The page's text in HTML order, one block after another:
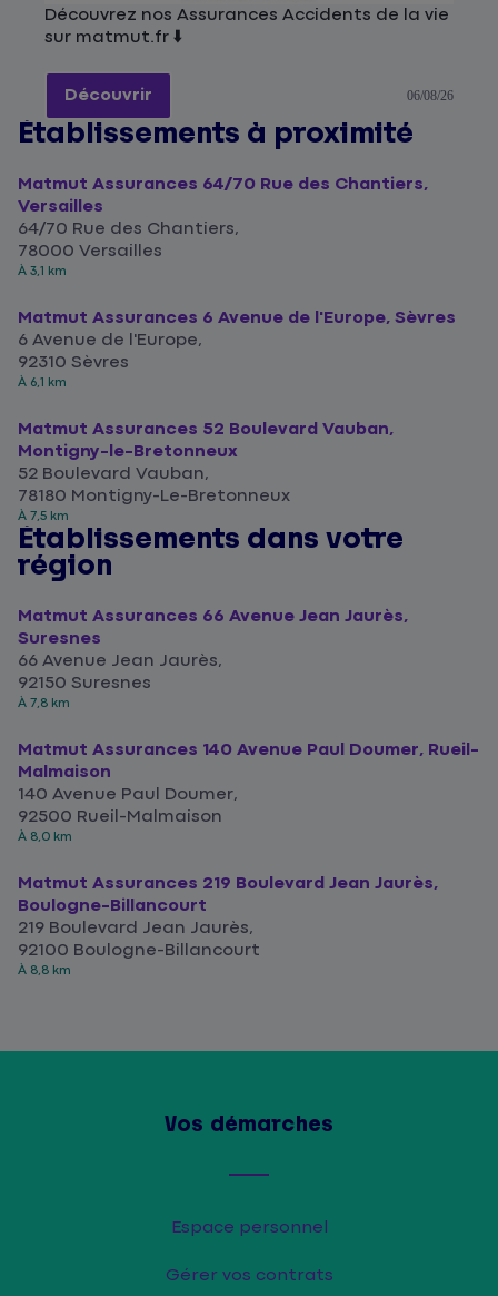
Découvrez nos Assurances Accidents de la vie
sur matmut.fr ⬇️
Découvrir 06/08/26
Établissements à proximité
Matmut Assurances 64/70 Rue des Chantiers,
Versailles
64/70 Rue des Chantiers,
78000 Versailles
À 3,1 km
Matmut Assurances 6 Avenue de l'Europe, Sèvres
6 Avenue de l'Europe,
92310 Sèvres
À 6,1 km
Matmut Assurances 52 Boulevard Vauban,
Montigny-le-Bretonneux
52 Boulevard Vauban,
78180 Montigny-Le-Bretonneux
À 7,5 km
Établissements dans votre
région
Matmut Assurances 66 Avenue Jean Jaurès,
Suresnes
66 Avenue Jean Jaurès,
92150 Suresnes
À 7,8 km
Matmut Assurances 140 Avenue Paul Doumer, Rueil-
Malmaison
140 Avenue Paul Doumer,
92500 Rueil-Malmaison
À 8,0 km
Matmut Assurances 219 Boulevard Jean Jaurès,
Boulogne-Billancourt
219 Boulevard Jean Jaurès,
92100 Boulogne-Billancourt
À 8,8 km
Vos démarches
Espace personnel
Gérer vos contrats